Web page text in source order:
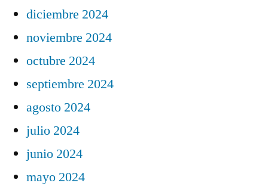
diciembre 2024
noviembre 2024
octubre 2024
septiembre 2024
agosto 2024
julio 2024
junio 2024
mayo 2024